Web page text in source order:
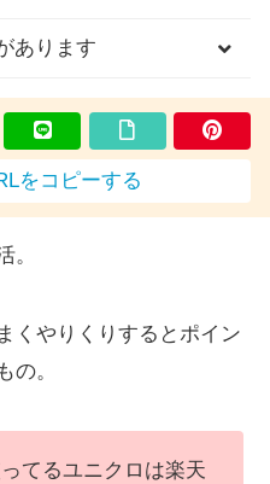
あります
をコピーする
。
くやりくりするとポイン
の。
てるユニクロは楽天